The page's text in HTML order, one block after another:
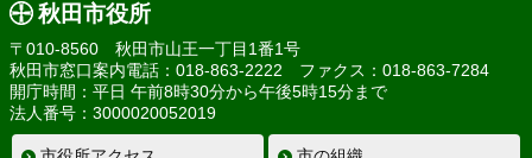
秋田市役所
〒010-8560 秋田市山王一丁目1番1号
秋田市窓口案内電話：018-863-2222 ファクス：018-863-7284
開庁時間：平日 午前8時30分から午後5時15分まで
法人番号：3000020052019